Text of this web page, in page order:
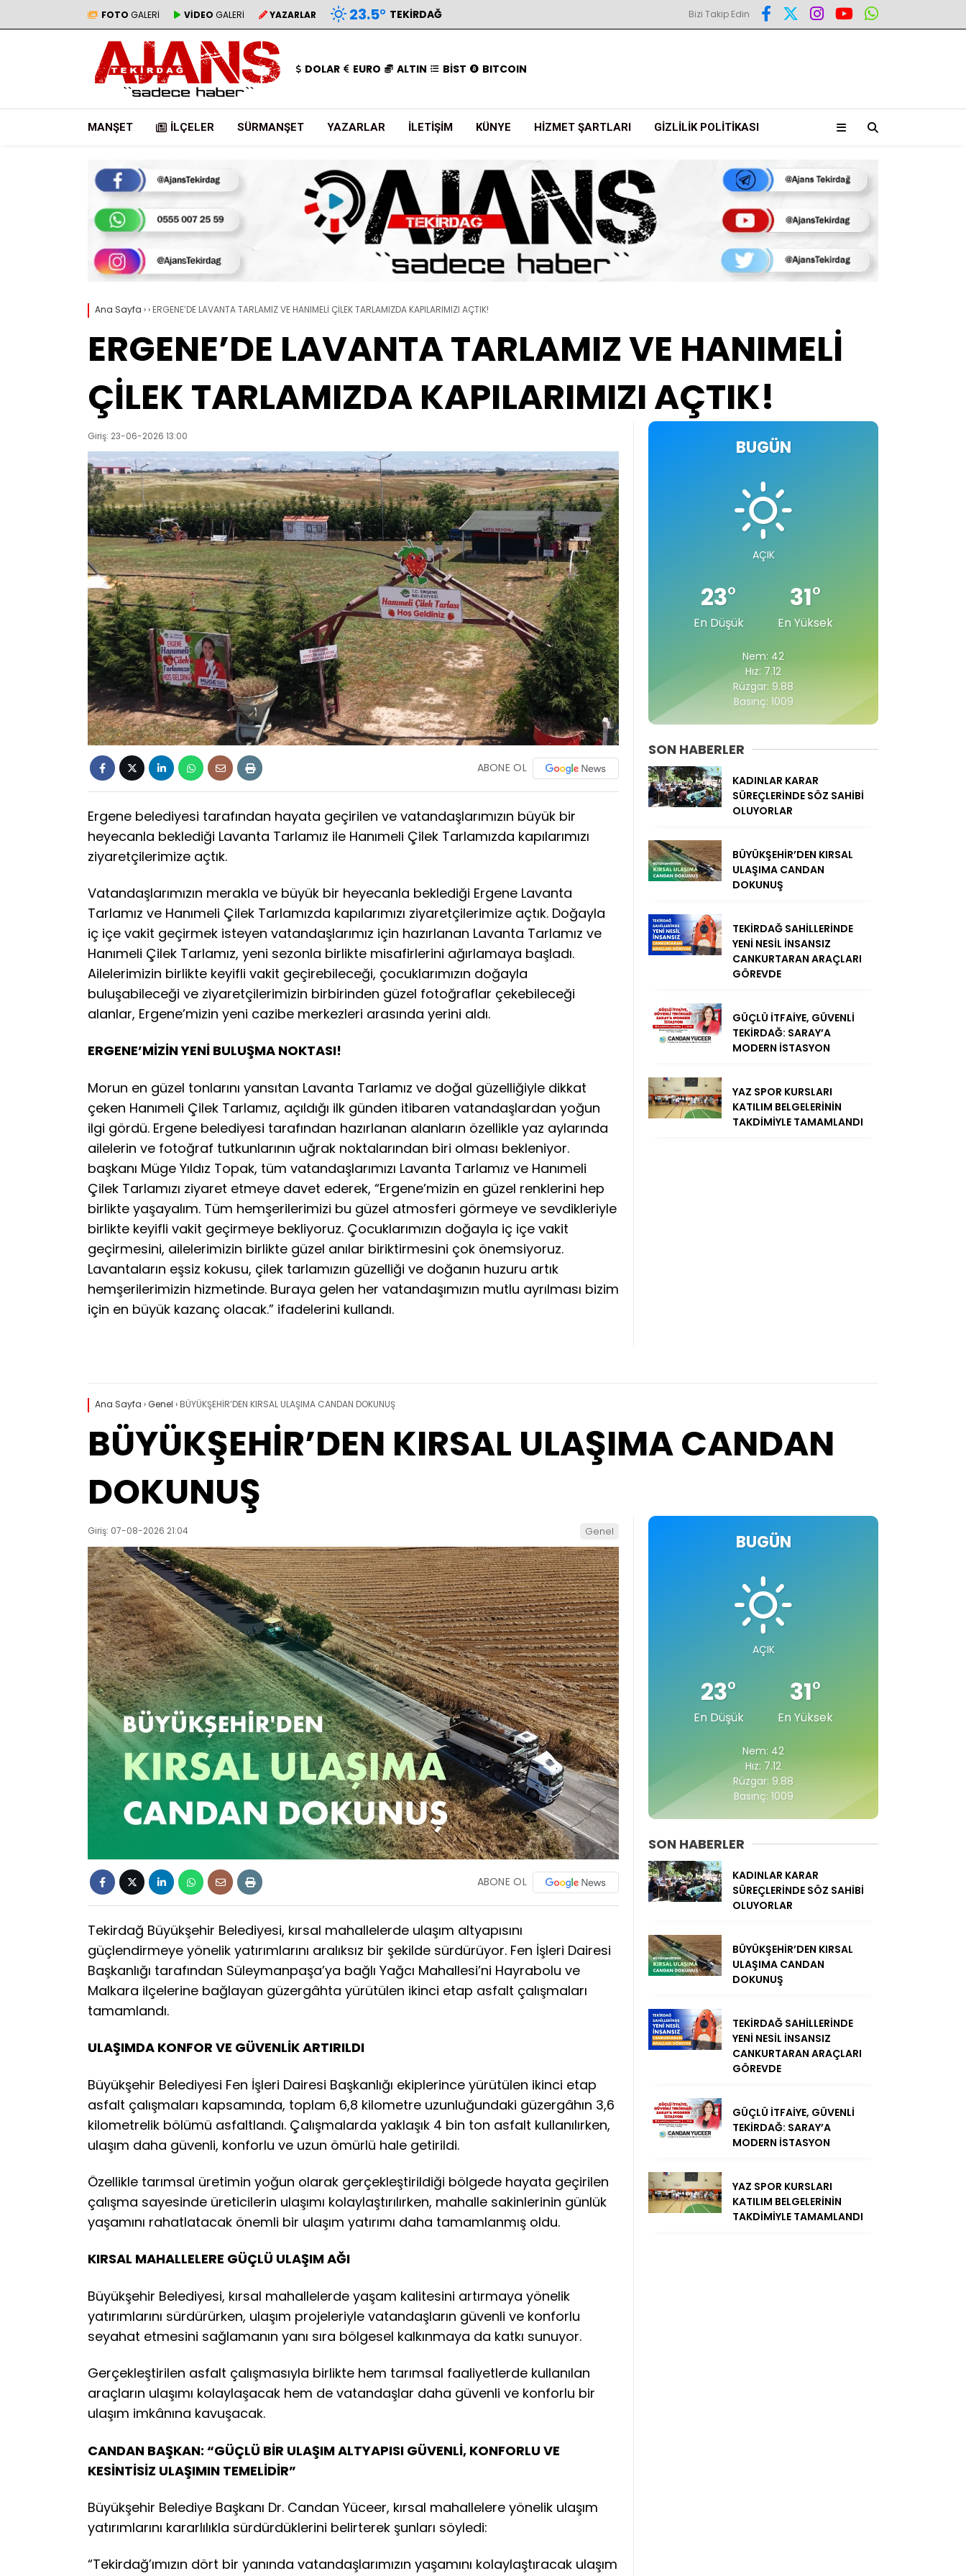
FOTO GALERİ VİDEO GALERİ YAZARLAR 23.5° TEKIRDAĞ Bizi Takip Edin
DOLAR EURO ALTIN BİST BITCOIN
MANŞET İLÇELER SÜRMANŞET YAZARLAR İLETIŞIM KÜNYE HIZMET ŞARTLARI GIZLILIK POLITIKASI
Ana Sayfa ›› ERGENE’DE LAVANTA TARLAMIZ VE HANIMELİ ÇİLEK TARLAMIZDA KAPILARIMIZI AÇTIK!
ERGENE’DE LAVANTA TARLAMIZ VE HANIMELİ
ÇİLEK TARLAMIZDA KAPILARIMIZI AÇTIK!
Giriş: 23-06-2026 13:00
ABONE OL
Ergene belediyesi tarafından hayata geçirilen ve vatandaşlarımızın büyük bir
heyecanla beklediği Lavanta Tarlamız ile Hanımeli Çilek Tarlamızda kapılarımızı
ziyaretçilerimize açtık.
Vatandaşlarımızın merakla ve büyük bir heyecanla beklediği Ergene Lavanta
Tarlamız ve Hanımeli Çilek Tarlamızda kapılarımızı ziyaretçilerimize açtık. Doğayla
iç içe vakit geçirmek isteyen vatandaşlarımız için hazırlanan Lavanta Tarlamız ve
Hanımeli Çilek Tarlamız, yeni sezonla birlikte misafirlerini ağırlamaya başladı.
Ailelerimizin birlikte keyifli vakit geçirebileceği, çocuklarımızın doğayla
buluşabileceği ve ziyaretçilerimizin birbirinden güzel fotoğraflar çekebileceği
alanlar, Ergene’mizin yeni cazibe merkezleri arasında yerini aldı.
ERGENE’MİZİN YENİ BULUŞMA NOKTASI!
Morun en güzel tonlarını yansıtan Lavanta Tarlamız ve doğal güzelliğiyle dikkat
çeken Hanımeli Çilek Tarlamız, açıldığı ilk günden itibaren vatandaşlardan yoğun
ilgi gördü. Ergene belediyesi tarafından hazırlanan alanların özellikle yaz aylarında
ailelerin ve fotoğraf tutkunlarının uğrak noktalarından biri olması bekleniyor.
başkanı Müge Yıldız Topak, tüm vatandaşlarımızı Lavanta Tarlamız ve Hanımeli
Çilek Tarlamızı ziyaret etmeye davet ederek, “Ergene’mizin en güzel renklerini hep
birlikte yaşayalım. Tüm hemşerilerimizi bu güzel atmosferi görmeye ve sevdikleriyle
birlikte keyifli vakit geçirmeye bekliyoruz. Çocuklarımızın doğayla iç içe vakit
geçirmesini, ailelerimizin birlikte güzel anılar biriktirmesini çok önemsiyoruz.
Lavantaların eşsiz kokusu, çilek tarlamızın güzelliği ve doğanın huzuru artık
hemşerilerimizin hizmetinde. Buraya gelen her vatandaşımızın mutlu ayrılması bizim
için en büyük kazanç olacak.” ifadelerini kullandı.
BUGÜN
AÇIK
23°
En Düşük
31°
En Yüksek
Nem: 42
Hız: 7.12
Rüzgar: 9.88
Basınç: 1009
SON HABERLER
KADINLAR KARAR
SÜREÇLERİNDE SÖZ SAHİBİ
OLUYORLAR
BÜYÜKŞEHİR’DEN KIRSAL
ULAŞIMA CANDAN
DOKUNUŞ
TEKİRDAĞ SAHİLLERİNDE
YENİ NESİL İNSANSIZ
CANKURTARAN ARAÇLARI
GÖREVDE
GÜÇLÜ İTFAİYE, GÜVENLİ
TEKİRDAĞ: SARAY’A
MODERN İSTASYON
YAZ SPOR KURSLARI
KATILIM BELGELERİNİN
TAKDİMİYLE TAMAMLANDI
Ana Sayfa ›Genel › BÜYÜKŞEHİR’DEN KIRSAL ULAŞIMA CANDAN DOKUNUŞ
BÜYÜKŞEHİR’DEN KIRSAL ULAŞIMA CANDAN
DOKUNUŞ
Giriş: 07-08-2026 21:04 Genel
ABONE OL
Tekirdağ Büyükşehir Belediyesi, kırsal mahallelerde ulaşım altyapısını
güçlendirmeye yönelik yatırımlarını aralıksız bir şekilde sürdürüyor. Fen İşleri Dairesi
Başkanlığı tarafından Süleymanpaşa’ya bağlı Yağcı Mahallesi’ni Hayrabolu ve
Malkara ilçelerine bağlayan güzergâhta yürütülen ikinci etap asfalt çalışmaları
tamamlandı.
ULAŞIMDA KONFOR VE GÜVENLİK ARTIRILDI
Büyükşehir Belediyesi Fen İşleri Dairesi Başkanlığı ekiplerince yürütülen ikinci etap
asfalt çalışmaları kapsamında, toplam 6,8 kilometre uzunluğundaki güzergâhın 3,6
kilometrelik bölümü asfaltlandı. Çalışmalarda yaklaşık 4 bin ton asfalt kullanılırken,
ulaşım daha güvenli, konforlu ve uzun ömürlü hale getirildi.
Özellikle tarımsal üretimin yoğun olarak gerçekleştirildiği bölgede hayata geçirilen
çalışma sayesinde üreticilerin ulaşımı kolaylaştırılırken, mahalle sakinlerinin günlük
yaşamını rahatlatacak önemli bir ulaşım yatırımı daha tamamlanmış oldu.
KIRSAL MAHALLELERE GÜÇLÜ ULAŞIM AĞI
Büyükşehir Belediyesi, kırsal mahallelerde yaşam kalitesini artırmaya yönelik
yatırımlarını sürdürürken, ulaşım projeleriyle vatandaşların güvenli ve konforlu
seyahat etmesini sağlamanın yanı sıra bölgesel kalkınmaya da katkı sunuyor.
Gerçekleştirilen asfalt çalışmasıyla birlikte hem tarımsal faaliyetlerde kullanılan
araçların ulaşımı kolaylaşacak hem de vatandaşlar daha güvenli ve konforlu bir
ulaşım imkânına kavuşacak.
CANDAN BAŞKAN: “GÜÇLÜ BİR ULAŞIM ALTYAPISI GÜVENLİ, KONFORLU VE
KESİNTİSİZ ULAŞIMIN TEMELİDİR”
Büyükşehir Belediye Başkanı Dr. Candan Yüceer, kırsal mahallelere yönelik ulaşım
yatırımlarını kararlılıkla sürdürdüklerini belirterek şunları söyledi:
“Tekirdağ’ımızın dört bir yanında vatandaşlarımızın yaşamını kolaylaştıracak ulaşım
BUGÜN
AÇIK
23°
En Düşük
31°
En Yüksek
Nem: 42
Hız: 7.12
Rüzgar: 9.88
Basınç: 1009
SON HABERLER
KADINLAR KARAR
SÜREÇLERİNDE SÖZ SAHİBİ
OLUYORLAR
BÜYÜKŞEHİR’DEN KIRSAL
ULAŞIMA CANDAN
DOKUNUŞ
TEKİRDAĞ SAHİLLERİNDE
YENİ NESİL İNSANSIZ
CANKURTARAN ARAÇLARI
GÖREVDE
GÜÇLÜ İTFAİYE, GÜVENLİ
TEKİRDAĞ: SARAY’A
MODERN İSTASYON
YAZ SPOR KURSLARI
KATILIM BELGELERİNİN
TAKDİMİYLE TAMAMLANDI